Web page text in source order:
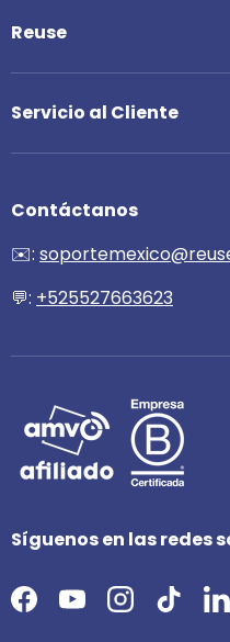
Reuse
Servicio al Cliente
Contáctanos
✉️:
💬: +525527663623
Síguenos en las redes
Facebook
YouTubeInstagram
TikTok